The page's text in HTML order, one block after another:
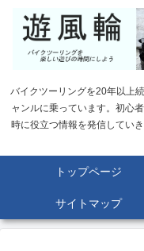
バイクツーリングを20年以上
ャンルに乗っています。初心
時に役立つ情報を発信してい
トップページ
サイトマップ